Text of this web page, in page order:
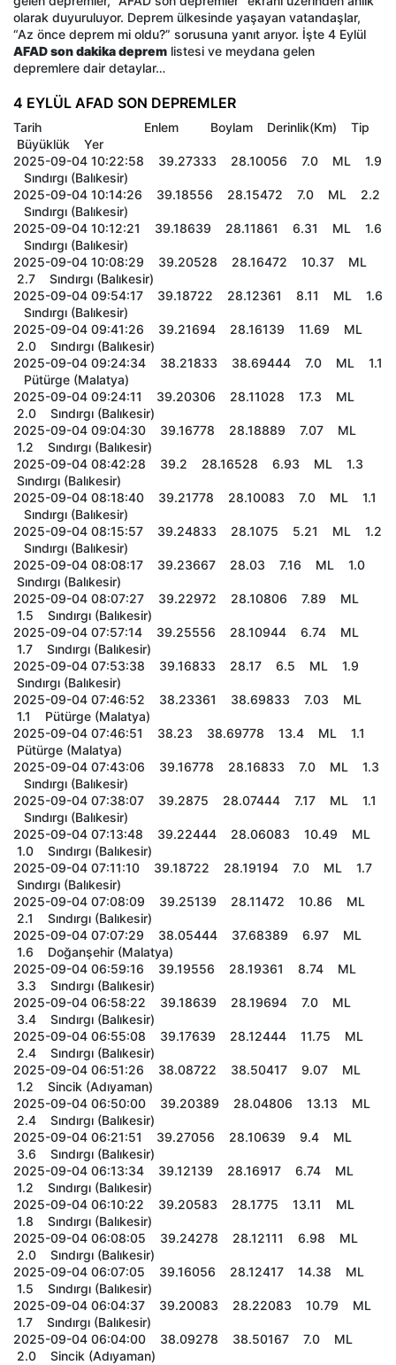
olarak duyuruluyor. Deprem ülkesinde yaşayan vatandaşlar,
“Az önce deprem mi oldu?” sorusuna yanıt arıyor. İşte 4 Eylül
AFAD son dakika deprem listesi ve meydana gelen
depremlere dair detaylar…
4 EYLÜL AFAD SON DEPREMLER
Tarih Enlem Boylam Derinlik(Km) Tip
Büyüklük Yer
2025-09-04 10:22:58 39.27333 28.10056 7.0 ML 1.9
Sındırgı (Balıkesir)
2025-09-04 10:14:26 39.18556 28.15472 7.0 ML 2.2
Sındırgı (Balıkesir)
2025-09-04 10:12:21 39.18639 28.11861 6.31 ML 1.6
Sındırgı (Balıkesir)
2025-09-04 10:08:29 39.20528 28.16472 10.37 ML
2.7 Sındırgı (Balıkesir)
2025-09-04 09:54:17 39.18722 28.12361 8.11 ML 1.6
Sındırgı (Balıkesir)
2025-09-04 09:41:26 39.21694 28.16139 11.69 ML
2.0 Sındırgı (Balıkesir)
2025-09-04 09:24:34 38.21833 38.69444 7.0 ML 1.1
Pütürge (Malatya)
2025-09-04 09:24:11 39.20306 28.11028 17.3 ML
2.0 Sındırgı (Balıkesir)
2025-09-04 09:04:30 39.16778 28.18889 7.07 ML
1.2 Sındırgı (Balıkesir)
2025-09-04 08:42:28 39.2 28.16528 6.93 ML 1.3
Sındırgı (Balıkesir)
2025-09-04 08:18:40 39.21778 28.10083 7.0 ML 1.1
Sındırgı (Balıkesir)
2025-09-04 08:15:57 39.24833 28.1075 5.21 ML 1.2
Sındırgı (Balıkesir)
2025-09-04 08:08:17 39.23667 28.03 7.16 ML 1.0
Sındırgı (Balıkesir)
2025-09-04 08:07:27 39.22972 28.10806 7.89 ML
1.5 Sındırgı (Balıkesir)
2025-09-04 07:57:14 39.25556 28.10944 6.74 ML
1.7 Sındırgı (Balıkesir)
2025-09-04 07:53:38 39.16833 28.17 6.5 ML 1.9
Sındırgı (Balıkesir)
2025-09-04 07:46:52 38.23361 38.69833 7.03 ML
1.1 Pütürge (Malatya)
2025-09-04 07:46:51 38.23 38.69778 13.4 ML 1.1
Pütürge (Malatya)
2025-09-04 07:43:06 39.16778 28.16833 7.0 ML 1.3
Sındırgı (Balıkesir)
2025-09-04 07:38:07 39.2875 28.07444 7.17 ML 1.1
Sındırgı (Balıkesir)
2025-09-04 07:13:48 39.22444 28.06083 10.49 ML
1.0 Sındırgı (Balıkesir)
2025-09-04 07:11:10 39.18722 28.19194 7.0 ML 1.7
Sındırgı (Balıkesir)
2025-09-04 07:08:09 39.25139 28.11472 10.86 ML
2.1 Sındırgı (Balıkesir)
2025-09-04 07:07:29 38.05444 37.68389 6.97 ML
1.6 Doğanşehir (Malatya)
2025-09-04 06:59:16 39.19556 28.19361 8.74 ML
3.3 Sındırgı (Balıkesir)
2025-09-04 06:58:22 39.18639 28.19694 7.0 ML
3.4 Sındırgı (Balıkesir)
2025-09-04 06:55:08 39.17639 28.12444 11.75 ML
2.4 Sındırgı (Balıkesir)
2025-09-04 06:51:26 38.08722 38.50417 9.07 ML
1.2 Sincik (Adıyaman)
2025-09-04 06:50:00 39.20389 28.04806 13.13 ML
2.4 Sındırgı (Balıkesir)
2025-09-04 06:21:51 39.27056 28.10639 9.4 ML
3.6 Sındırgı (Balıkesir)
2025-09-04 06:13:34 39.12139 28.16917 6.74 ML
1.2 Sındırgı (Balıkesir)
2025-09-04 06:10:22 39.20583 28.1775 13.11 ML
1.8 Sındırgı (Balıkesir)
2025-09-04 06:08:05 39.24278 28.12111 6.98 ML
2.0 Sındırgı (Balıkesir)
2025-09-04 06:07:05 39.16056 28.12417 14.38 ML
1.5 Sındırgı (Balıkesir)
2025-09-04 06:04:37 39.20083 28.22083 10.79 ML
1.7 Sındırgı (Balıkesir)
2025-09-04 06:04:00 38.09278 38.50167 7.0 ML
2.0 Sincik (Adıyaman)